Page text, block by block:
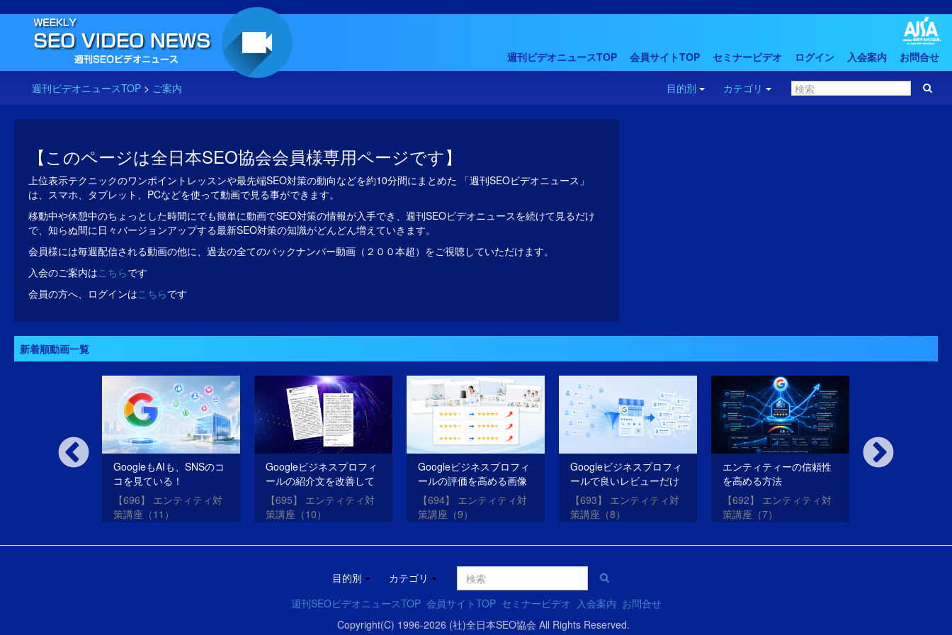
週刊ビデオニュースTOP 会員サイトTOP セミナービデオ ログイン 入会案内 お問合せ
週刊ビデオニュースTOP > ご案内 目的別 カテゴリ
【このページは全日本SEO協会会員様専用ページです】
上位表示テクニックのワンポイントレッスンや最先端SEO対策の動向などを約10分間にまとめた 「週刊SEOビデオニュース」
は、スマホ、タブレット、PCなどを使って動画で見る事ができます。
移動中や休憩中のちょっとした時間にでも簡単に動画でSEO対策の情報が入手でき、週刊SEOビデオニュースを続けて見るだけ
で、知らぬ間に日々バージョンアップする最新SEO対策の知識がどんどん増えていきます。
会員様には毎週配信される動画の他に、過去の全てのバックナンバー動画（２００本超）をご視聴していただけます。
入会のご案内はこちらです
会員の方へ、ログインはこちらです
新着順動画一覧
SEOだけのサ
GoogleもAIも、SNSのコ
コを見ている！
【696】 エンティティ対
策講座（11）
Googleビジネスプロフィ
ールの紹介文を改善して
SEO・MEO・AIOを成功
させる方法
【695】 エンティティ対
策講座（10）
Googleビジネスプロフィ
ールの評価を高める画像
を投稿する方法
【694】 エンティティ対
策講座（9）
Googleビジネスプロフィ
ールで良いレビューだけ
を獲得する方法
【693】 エンティティ対
策講座（8）
エンティティーの信頼性
を高める方法
【692】 エンティティ対
策講座（7）
内部対策も外部
目的別
カテゴリ
週刊SEOビデオニュースTOP 会員サイトTOP セミナービデオ 入会案内 お問合せ
Copyright(C) 1996-2026 (社)全日本SEO協会 All Rights Reserved.